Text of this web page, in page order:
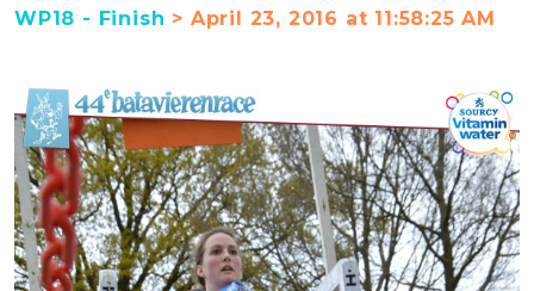
WP18 - Finish > April 23, 2016 at 11:58:25 AM